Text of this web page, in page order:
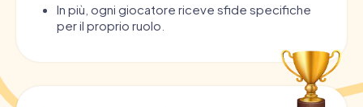
In più, ogni giocatore riceve sfide specifiche
per il proprio ruolo.